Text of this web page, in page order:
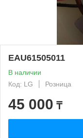
EAU61505011
В наличии
Код: LG
Розница
45 000 ₸